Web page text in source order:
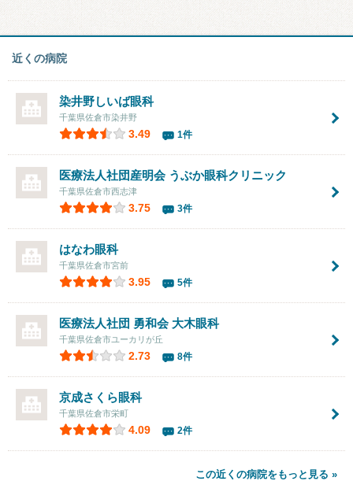
近くの病院
染井野しいば眼科
千葉県佐倉市染井野
3.49 1件
医療法人社団産明会 うぶか眼科クリニック
千葉県佐倉市西志津
3.75 3件
はなわ眼科
千葉県佐倉市宮前
3.95 5件
医療法人社団 勇和会 大木眼科
千葉県佐倉市ユーカリが丘
2.73 8件
京成さくら眼科
千葉県佐倉市栄町
4.09 2件
この近くの病院をもっと見る »